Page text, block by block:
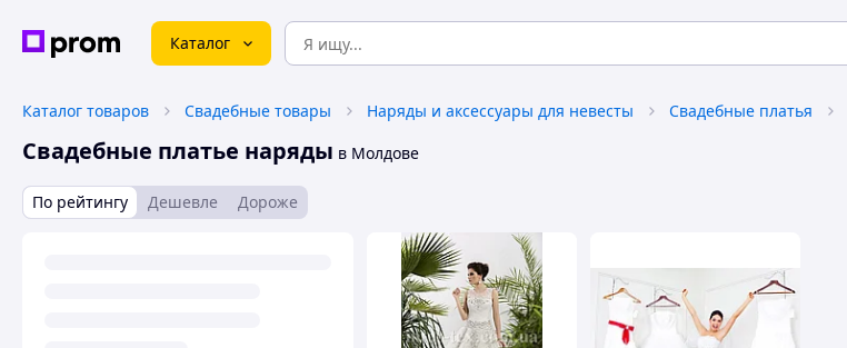
Каталог
Каталог товаров Свадебные товары Наряды и аксессуары для невесты Свадебные платья
Свадебные платье наряды в Молдове
По рейтингу Дешевле Дороже